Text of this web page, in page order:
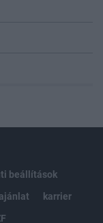
beállítások
karrier